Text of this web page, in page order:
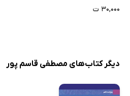
۳۰,۰۰۰ ت
دیگر کتاب‌های مصطفی قاسم پور